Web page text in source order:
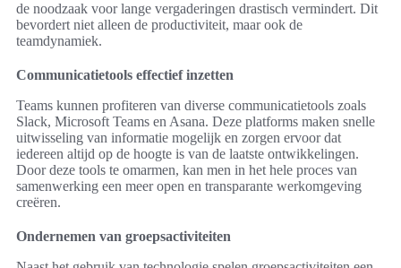
de noodzaak voor lange vergaderingen drastisch vermindert. Dit
bevordert niet alleen de productiviteit, maar ook de
teamdynamiek.
Communicatietools effectief inzetten
Teams kunnen profiteren van diverse communicatietools zoals
Slack, Microsoft Teams en Asana. Deze platforms maken snelle
uitwisseling van informatie mogelijk en zorgen ervoor dat
iedereen altijd op de hoogte is van de laatste ontwikkelingen.
Door deze tools te omarmen, kan men in het hele proces van
samenwerking een meer open en transparante werkomgeving
creëren.
Ondernemen van groepsactiviteiten